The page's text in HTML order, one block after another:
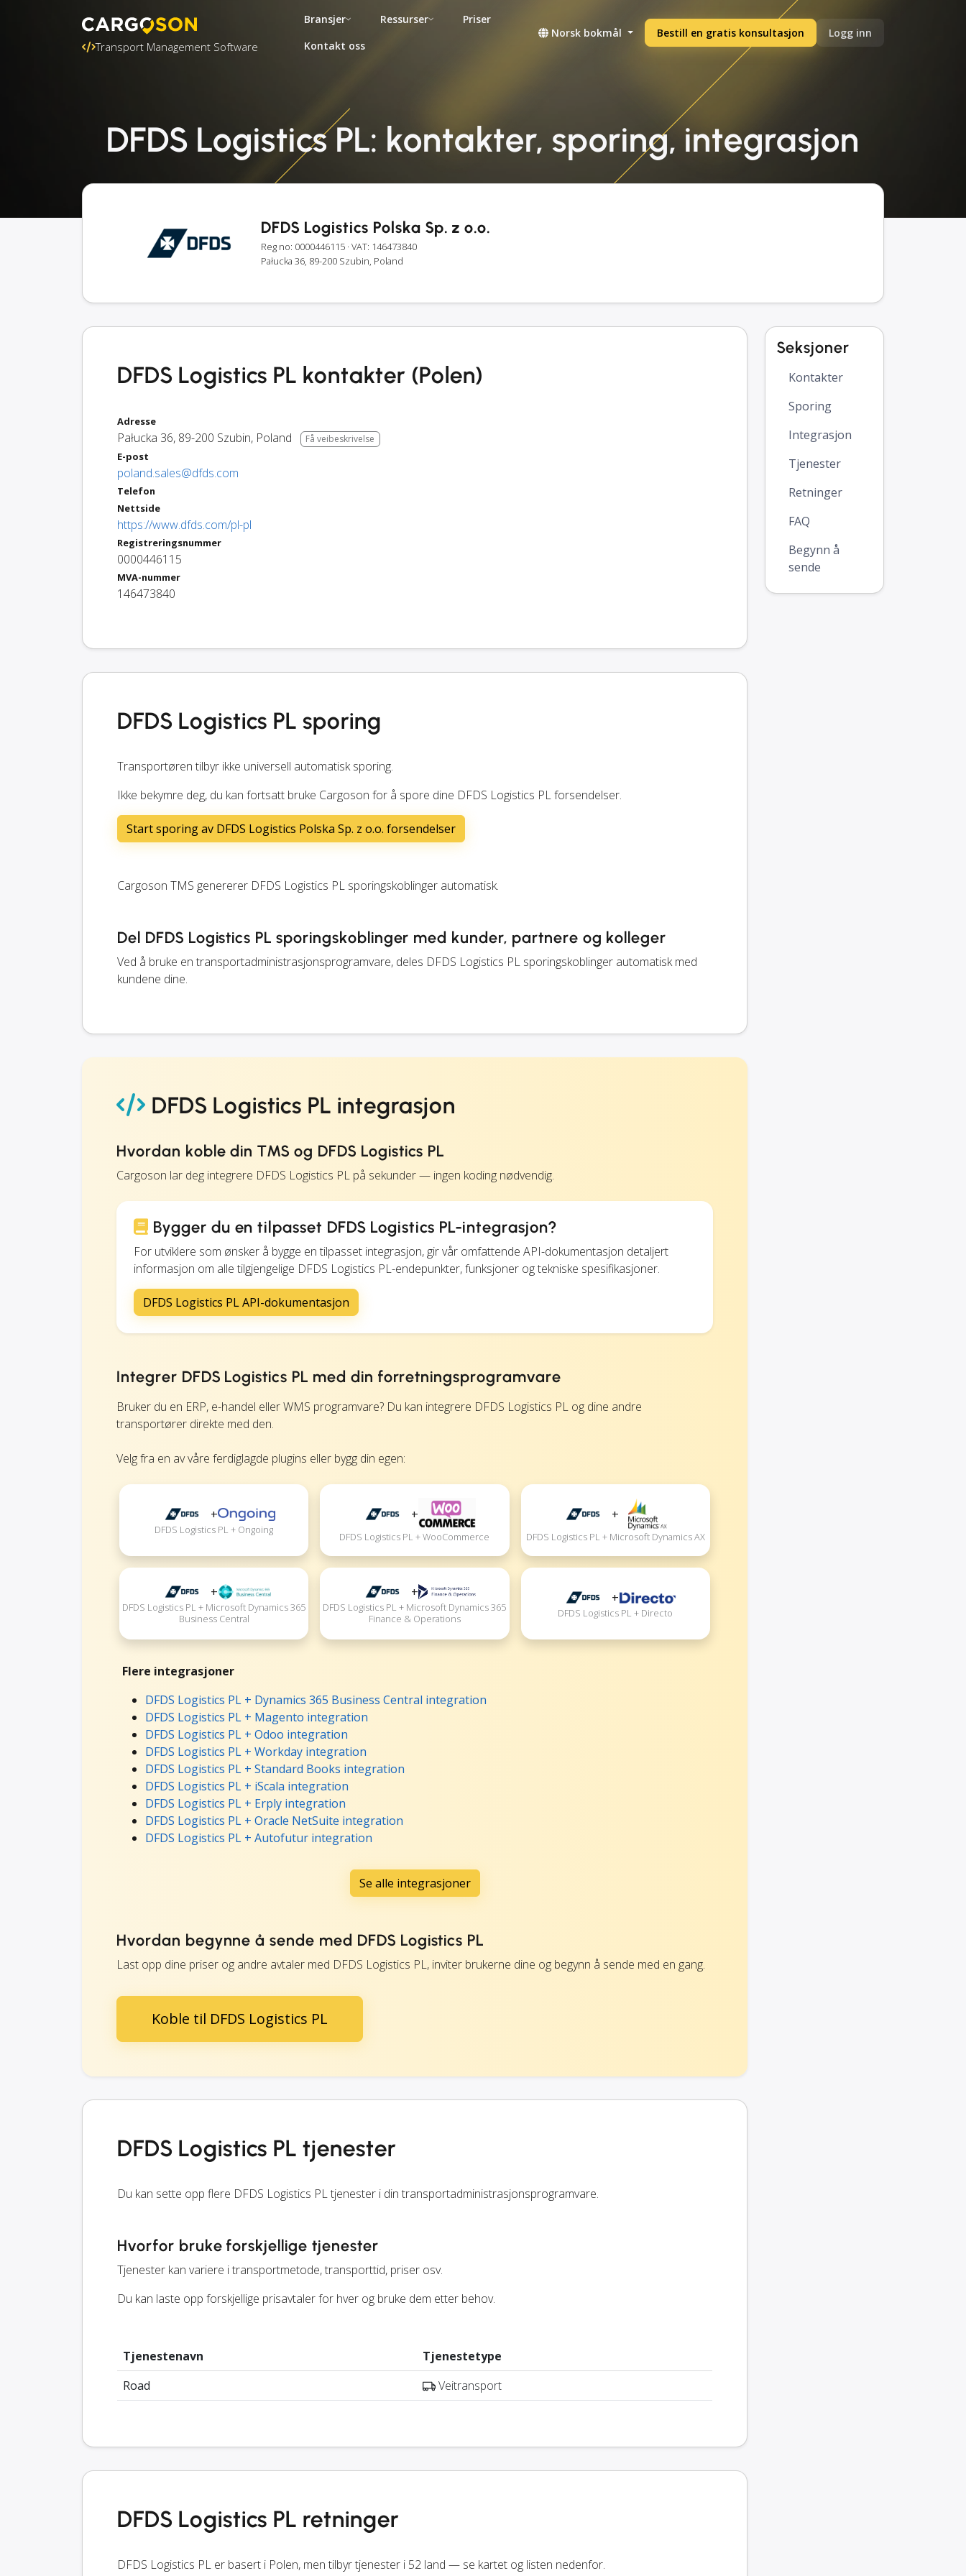
Transport Management Software
Bransjer Ressurser
Priser
Kontakt oss
Norsk bokmål Bestill en gratis konsultasjon Logg inn
DFDS Logistics PL: kontakter, sporing, integrasjon
DFDS Logistics Polska Sp. z o.o.
Reg no: 0000446115 · VAT: 146473840
Pałucka 36, 89-200 Szubin, Poland
DFDS Logistics PL kontakter (Polen)
Adresse
Pałucka 36, 89-200 Szubin, Poland Få veibeskrivelse
E-post
poland.sales@dfds.com
Telefon
Nettside
https://www.dfds.com/pl-pl
Registreringsnummer
0000446115
MVA-nummer
146473840
DFDS Logistics PL sporing
Transportøren tilbyr ikke universell automatisk sporing.
Ikke bekymre deg, du kan fortsatt bruke Cargoson for å spore dine DFDS Logistics PL forsendelser.
Start sporing av DFDS Logistics Polska Sp. z o.o. forsendelser
Cargoson TMS genererer DFDS Logistics PL sporingskoblinger automatisk.
Del DFDS Logistics PL sporingskoblinger med kunder, partnere og kolleger
Ved å bruke en transportadministrasjonsprogramvare, deles DFDS Logistics PL sporingskoblinger automatisk med
kundene dine.
DFDS Logistics PL integrasjon
Hvordan koble din TMS og DFDS Logistics PL
Cargoson lar deg integrere DFDS Logistics PL på sekunder — ingen koding nødvendig.
Bygger du en tilpasset DFDS Logistics PL-integrasjon?
For utviklere som ønsker å bygge en tilpasset integrasjon, gir vår omfattende API-dokumentasjon detaljert
informasjon om alle tilgjengelige DFDS Logistics PL-endepunkter, funksjoner og tekniske spesifikasjoner.
DFDS Logistics PL API-dokumentasjon
Integrer DFDS Logistics PL med din forretningsprogramvare
Bruker du en ERP, e-handel eller WMS programvare? Du kan integrere DFDS Logistics PL og dine andre
transportører direkte med den.
Velg fra en av våre ferdiglagde plugins eller bygg din egen:
+
DFDS Logistics PL + Ongoing
+
DFDS Logistics PL + WooCommerce
+
DFDS Logistics PL + Microsoft Dynamics AX
+
DFDS Logistics PL + Microsoft Dynamics 365
Business Central
+
DFDS Logistics PL + Microsoft Dynamics 365
Finance & Operations
+
DFDS Logistics PL + Directo
Flere integrasjoner
DFDS Logistics PL + Dynamics 365 Business Central integration
DFDS Logistics PL + Magento integration
DFDS Logistics PL + Odoo integration
DFDS Logistics PL + Workday integration
DFDS Logistics PL + Standard Books integration
DFDS Logistics PL + iScala integration
DFDS Logistics PL + Erply integration
DFDS Logistics PL + Oracle NetSuite integration
DFDS Logistics PL + Autofutur integration
Se alle integrasjoner
Hvordan begynne å sende med DFDS Logistics PL
Last opp dine priser og andre avtaler med DFDS Logistics PL, inviter brukerne dine og begynn å sende med en gang.
Koble til DFDS Logistics PL
DFDS Logistics PL tjenester
Du kan sette opp flere DFDS Logistics PL tjenester i din transportadministrasjonsprogramvare.
Hvorfor bruke forskjellige tjenester
Tjenester kan variere i transportmetode, transporttid, priser osv.
Du kan laste opp forskjellige prisavtaler for hver og bruke dem etter behov.
Tjenestenavn
Tjenestetype
Road
Veitransport
DFDS Logistics PL retninger
DFDS Logistics PL er basert i Polen, men tilbyr tjenester i 52 land — se kartet og listen nedenfor.
Seksjoner
Kontakter
Sporing
Integrasjon
Tjenester
Retninger
FAQ
Begynn å
sende